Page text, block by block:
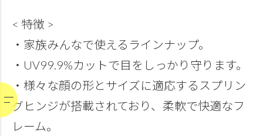
< 特徴 >
・家族みんなで使えるラインナップ。
・UV99.9%カットで目をしっかり守ります。
・様々な顔の形とサイズに適応するスプリン
グヒンジが搭載されており、柔軟で快適なフ
レーム。